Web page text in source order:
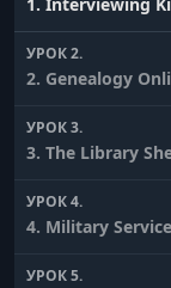
1. Interviewing
УРОК 2.
2. Genealogy
УРОК 3.
3. The Library
УРОК 4.
4. Military
УРОК 5.